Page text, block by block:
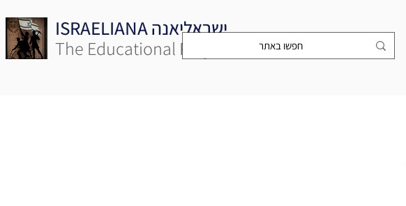
ISRAELIANA ישראליאנה
The Educational Project